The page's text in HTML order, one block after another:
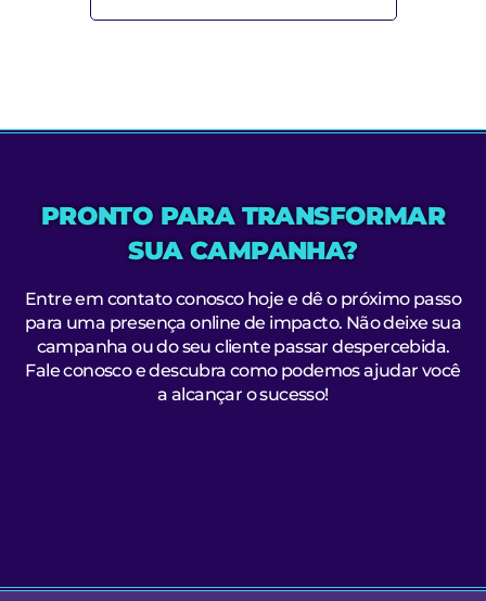
PRONTO PARA TRANSFORMAR
SUA CAMPANHA?
Entre em contato conosco hoje e dê o próximo passo
para uma presença online de impacto. Não deixe sua
campanha ou do seu cliente passar despercebida.
Fale conosco e descubra como podemos ajudar você
a alcançar o sucesso!